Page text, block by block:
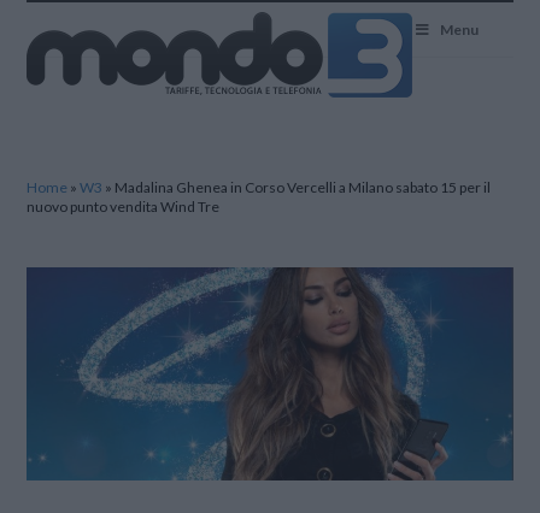
Menu
Home »W3 » Madalina Ghenea in Corso Vercelli a Milano sabato 15 per il
nuovo punto vendita Wind Tre